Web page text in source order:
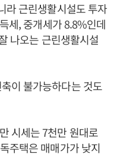
라 근린생활시설도 투자
세, 중개세가 8.8%인데
나오는 근린생활시설
이 불가능하다는 것도
시세는 7천만 원대로
주택은 매매가가 낮지